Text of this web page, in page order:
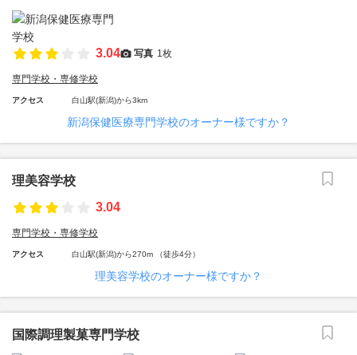
3.04 写真 1枚
専門学校・専修学校
アクセス 白山駅(新潟)から3km
新潟保健医療専門学校のオーナー様ですか？
理美容学校
3.04
専門学校・専修学校
アクセス 白山駅(新潟)から270m （徒歩4分）
理美容学校のオーナー様ですか？
国際調理製菓専門学校